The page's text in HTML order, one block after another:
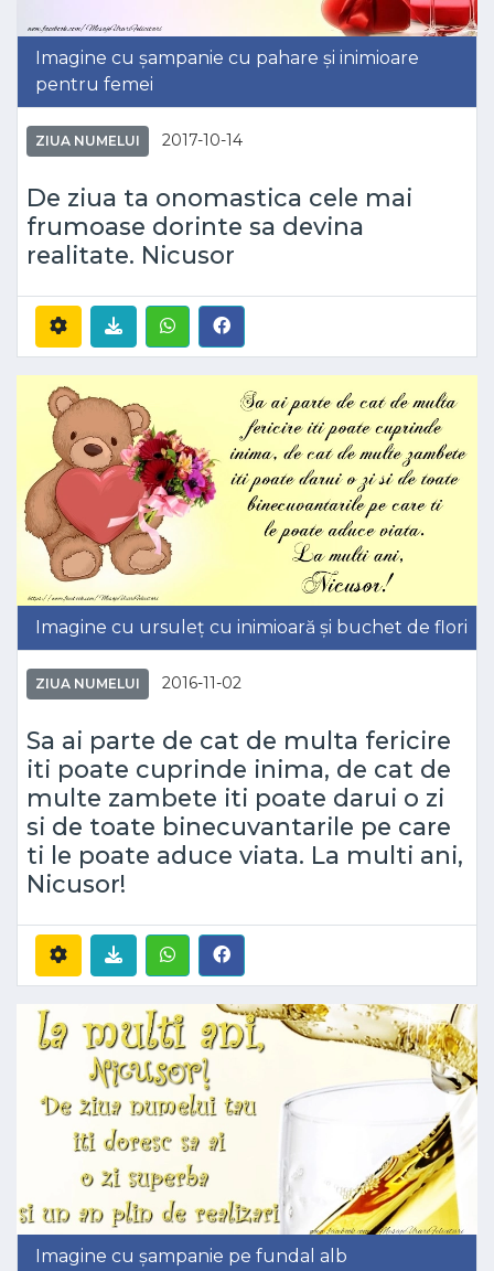
Imagine cu șampanie cu pahare și inimioare
pentru femei
ZIUA NUMELUI 2017-10-14
De ziua ta onomastica cele mai
frumoase dorinte sa devina
realitate. Nicusor
Imagine cu ursuleț cu inimioară și buchet de flori
ZIUA NUMELUI 2016-11-02
Sa ai parte de cat de multa fericire
iti poate cuprinde inima, de cat de
multe zambete iti poate darui o zi
si de toate binecuvantarile pe care
ti le poate aduce viata. La multi ani,
Nicusor!
Imagine cu șampanie pe fundal alb